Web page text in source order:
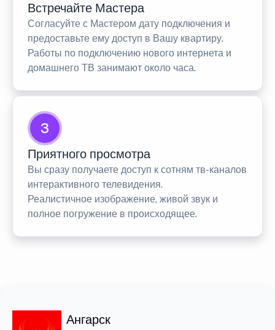
Встречайте Мастера
Согласуйте с Мастером дату подключения и
предоставьте ему доступ в Вашу квартиру.
Работы по подключению нового интернета и
домашнего ТВ занимают около часа.
3
Приятного просмотра
Вы сразу получаете доступ к сотням тв-каналов
интерактивного телевидения.
Реалистичное изображение, живой звук и
полное погружение в происходящее.
Ангарск